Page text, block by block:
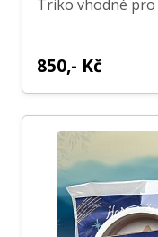
Triko vhodné
850,- Kč